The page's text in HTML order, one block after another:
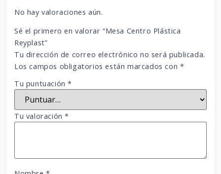
No hay valoraciones aún.
Sé el primero en valorar “Mesa Centro Plástica
Reyplast”
Tu dirección de correo electrónico no será publicada.
Los campos obligatorios están marcados con *
Tu puntuación*
Tu valoración*